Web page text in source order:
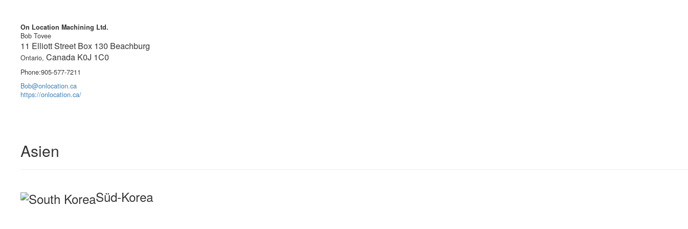
On Location Machining Ltd.
Bob Tovee
11 Elliott Street Box 130 Beachburg
Ontario, Canada K0J 1C0
Phone:905-577-7211
Bob@onlocation.ca
https://onlocation.ca/
Asien
Süd-Korea